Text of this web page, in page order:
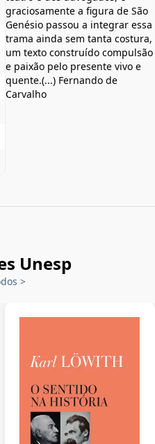
graciosamente a figura de São
Genésio passou a integrar essa
trama ainda sem tanta costura,
um texto construído compulsão
e paixão pelo presente vivo e
quente.(...) Fernando de
Carvalho
Unesp
>